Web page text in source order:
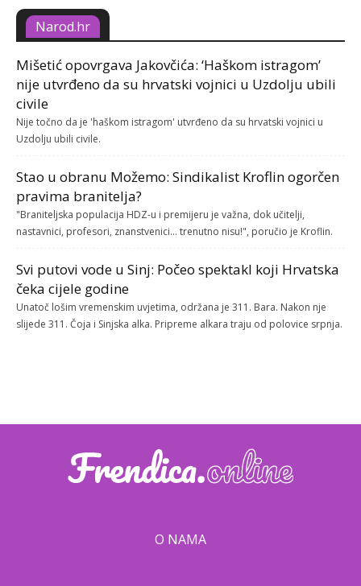
Narod.hr
Mišetić opovrgava Jakovčića: ‘Haškom istragom’
nije utvrđeno da su hrvatski vojnici u Uzdolju ubili
civile
Nije točno da je 'haškom istragom' utvrđeno da su hrvatski vojnici u
Uzdolju ubili civile.
Stao u obranu Možemo: Sindikalist Kroflin ogorčen
pravima branitelja?
"Braniteljska populacija HDZ-u i premijeru je važna, dok učitelji,
nastavnici, profesori, znanstvenici... trenutno nisu!", poručio je Kroflin.
Svi putovi vode u Sinj: Počeo spektakl koji Hrvatska
čeka cijele godine
Unatoč lošim vremenskim uvjetima, održana je 311. Bara. Nakon nje
slijede 311. Čoja i Sinjska alka. Pripreme alkara traju od polovice srpnja.
O NAMA